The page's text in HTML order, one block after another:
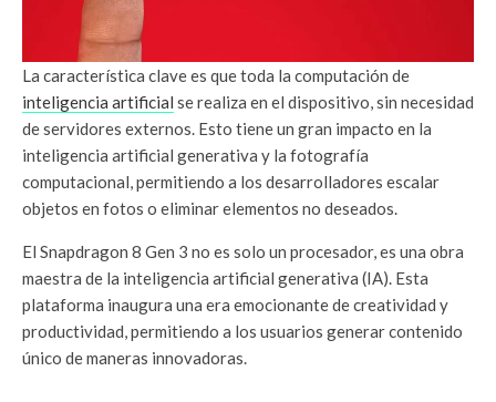
La característica clave es que toda la computación de
inteligencia artificial se realiza en el dispositivo, sin necesidad
de servidores externos. Esto tiene un gran impacto en la
inteligencia artificial generativa y la fotografía
computacional, permitiendo a los desarrolladores escalar
objetos en fotos o eliminar elementos no deseados.
El Snapdragon 8 Gen 3 no es solo un procesador, es una obra
maestra de la inteligencia artificial generativa (IA). Esta
plataforma inaugura una era emocionante de creatividad y
productividad, permitiendo a los usuarios generar contenido
único de maneras innovadoras.